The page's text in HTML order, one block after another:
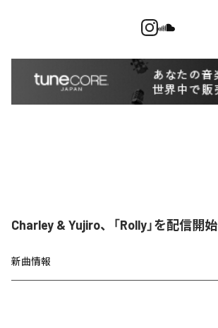
Charley & Yujiro、「Rolly」を配信開始
新曲情報